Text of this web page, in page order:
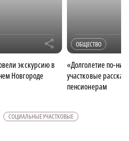
r
экскурсию в
Новгороде
ОБЩЕСТВО
«Долголетие по-
участковые
пенсионерам
СОЦИАЛЬНЫЕ УЧАСТКОВЫЕ